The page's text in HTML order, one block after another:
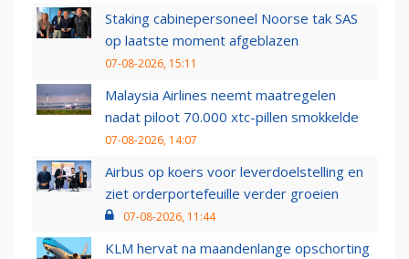
Staking cabinepersoneel Noorse tak SAS
op laatste moment afgeblazen
07-08-2026, 15:11
Malaysia Airlines neemt maatregelen
nadat piloot 70.000 xtc-pillen smokkelde
07-08-2026, 14:07
Airbus op koers voor leverdoelstelling en
ziet orderportefeuille verder groeien
07-08-2026, 11:44
KLM hervat na maandenlange opschorting